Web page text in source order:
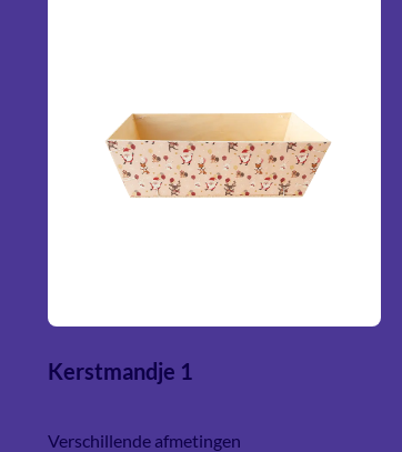
Kerstmandje 1
Verschillende afmetingen